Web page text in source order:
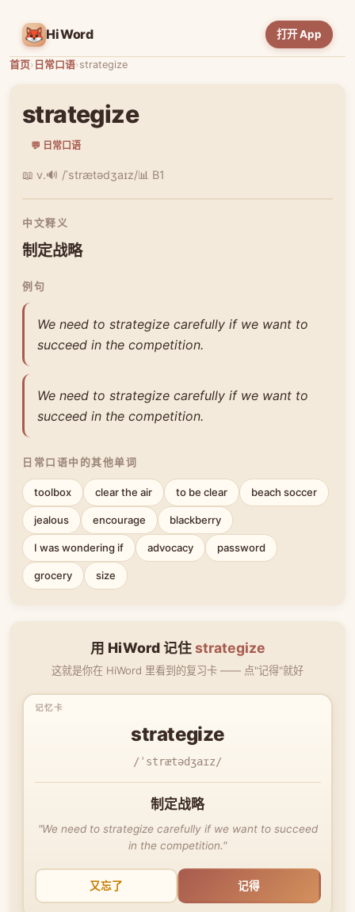
HiWord 打开 App
首页› 日常口语›strategize
strategize
💬 日常口语
📖 v.🔊 /ˈstrætədʒaɪz/📊 B1
中文释义
制定战略
例句
We need to strategize carefully if we want to
succeed in the competition.
We need to strategize carefully if we want to
succeed in the competition.
日常口语中的其他单词
toolbox clear the air to be clear beach soccer
jealous encourage blackberry
I was wondering if advocacy password
grocery size
用 HiWord 记住strategize
这就是你在 HiWord 里看到的复习卡 —— 点"记得"就好
strategize
/ˈstrætədʒaɪz/
制定战略
"We need to strategize carefully if we want to succeed
in the competition."
又忘了 记得